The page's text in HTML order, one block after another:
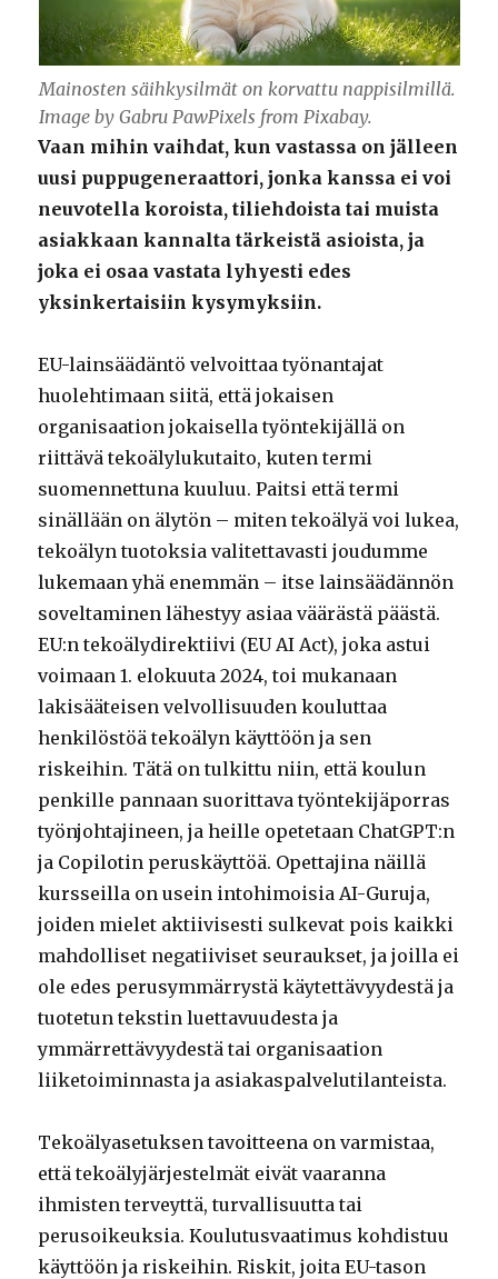
Mainosten säihkysilmät on korvattu nappisilmillä.
Image by Gabru PawPixels from Pixabay.
Vaan mihin vaihdat, kun vastassa on jälleen
uusi puppugeneraattori, jonka kanssa ei voi
neuvotella koroista, tiliehdoista tai muista
asiakkaan kannalta tärkeistä asioista, ja
joka ei osaa vastata lyhyesti edes
yksinkertaisiin kysymyksiin.
EU-lainsäädäntö velvoittaa työnantajat
huolehtimaan siitä, että jokaisen
organisaation jokaisella työntekijällä on
riittävä tekoälylukutaito, kuten termi
suomennettuna kuuluu. Paitsi että termi
sinällään on älytön – miten tekoälyä voi lukea,
tekoälyn tuotoksia valitettavasti joudumme
lukemaan yhä enemmän – itse lainsäädännön
soveltaminen lähestyy asiaa väärästä päästä.
EU:n tekoälydirektiivi (EU AI Act), joka astui
voimaan 1. elokuuta 2024, toi mukanaan
lakisääteisen velvollisuuden kouluttaa
henkilöstöä tekoälyn käyttöön ja sen
riskeihin. Tätä on tulkittu niin, että koulun
penkille pannaan suorittava työntekijäporras
työnjohtajineen, ja heille opetetaan ChatGPT:n
ja Copilotin peruskäyttöä. Opettajina näillä
kursseilla on usein intohimoisia AI-Guruja,
joiden mielet aktiivisesti sulkevat pois kaikki
mahdolliset negatiiviset seuraukset, ja joilla ei
ole edes perusymmärrystä käytettävyydestä ja
tuotetun tekstin luettavuudesta ja
ymmärrettävyydestä tai organisaation
liiketoiminnasta ja asiakaspalvelutilanteista.
Tekoälyasetuksen tavoitteena on varmistaa,
että tekoälyjärjestelmät eivät vaaranna
ihmisten terveyttä, turvallisuutta tai
perusoikeuksia. Koulutusvaatimus kohdistuu
käyttöön ja riskeihin. Riskit, joita EU-tason